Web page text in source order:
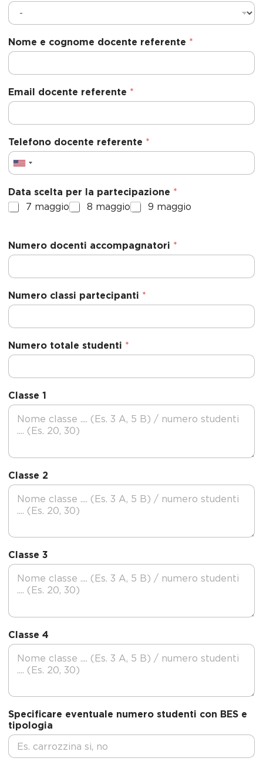
Nome e cognome docente referente *
Email docente referente *
Telefono docente referente *
U
i
S
a
t
e
1
Data scelta per la partecipazione *
7 maggio
8 maggio 9 maggio
Numero docenti accompagnatori *
Numero classi partecipanti *
Numero totale studenti *
Classe 1
Classe 2
Classe 3
Classe 4
Specificare eventuale numero studenti con BES e
tipologia